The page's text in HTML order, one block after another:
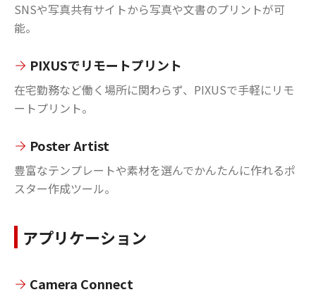
SNSや写真共有サイトから写真や文書のプリントが可
能。
PIXUSでリモートプリント
在宅勤務など働く場所に関わらず、PIXUSで手軽にリモ
ートプリント。
Poster Artist
豊富なテンプレートや素材を選んでかんたんに作れるポ
スター作成ツール。
アプリケーション
Camera Connect